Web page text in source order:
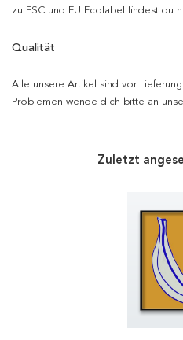
zu FSC und EU Ecolabel findest du
Qualität
Alle unsere Artikel sind vor
Problemen wende dich bitte an
Zuletzt